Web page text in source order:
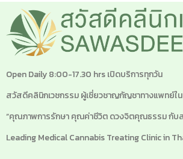
Open Daily 8:00-17.30 hrs เปิดบริการทุกวัน
สวัสดีคลินิกเวชกรรม ผู้เชี่ยวชาญกัญชาทางแพทย์ใน
“คุณภาพการรักษา คุณค่าชีวิต ดวงจิตคุณธรรม กับ
Leading Medical Cannabis Treating Clinic in